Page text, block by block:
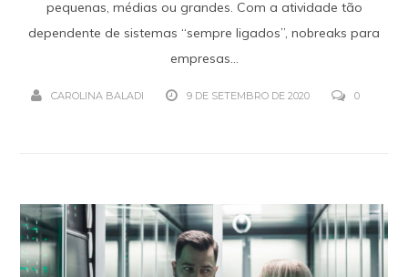
pequenas, médias ou grandes. Com a atividade tão
dependente de sistemas “sempre ligados”, nobreaks para
empresas...
CAROLINA BALADI 9 DE SETEMBRO DE 2020 0